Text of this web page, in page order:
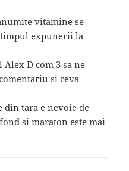
vitamine se
expunerii la
D com 3 sa ne
si ceva
din tara e nevoie de
si maraton este mai